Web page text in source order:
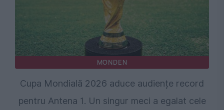
MONDEN
Cupa Mondială 2026 aduce audiențe record
pentru Antena 1. Un singur meci a egalat cele